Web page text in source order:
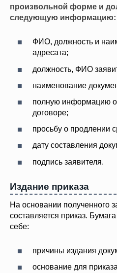
произвольной форме и
следующую информацию:
ФИО, должность и
адресата;
должность, ФИО
наименование
полную информацию
договоре;
просьбу о продлении
дату составления
подпись заявителя.
Издание приказа
На основании полученного
составляется приказ.
себе:
причины издания
основание для